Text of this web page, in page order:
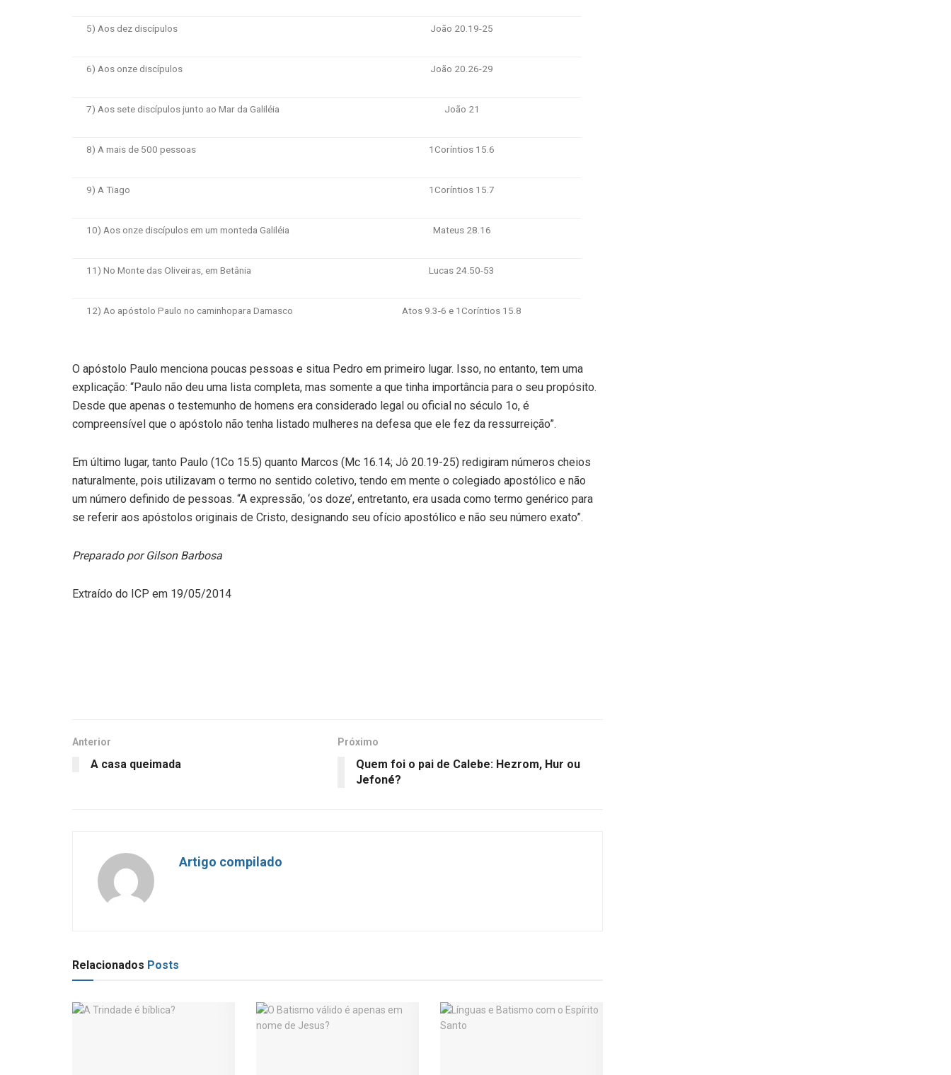
5) Aos dez discípulos João 20.19-25
6) Aos onze discípulos João 20.26-29
7) Aos sete discípulos junto ao Mar da Galiléia João 21
8) A mais de 500 pessoas 1Coríntios 15.6
9) A Tiago 1Coríntios 15.7
10) Aos onze discípulos em um monteda Galiléia Mateus 28.16
11) No Monte das Oliveiras, em Betânia Lucas 24.50-53
12) Ao apóstolo Paulo no caminhopara Damasco Atos 9.3-6 e 1Coríntios 15.8
O apóstolo Paulo menciona poucas pessoas e situa Pedro em primeiro lugar. Isso, no entanto, tem uma
explicação: “Paulo não deu uma lista completa, mas somente a que tinha importância para o seu propósito.
Desde que apenas o testemunho de homens era considerado legal ou oficial no século 1o, é
compreensível que o apóstolo não tenha listado mulheres na defesa que ele fez da ressurreição”.
Em último lugar, tanto Paulo (1Co 15.5) quanto Marcos (Mc 16.14; Jô 20.19-25) redigiram números cheios
naturalmente, pois utilizavam o termo no sentido coletivo, tendo em mente o colegiado apostólico e não
um número definido de pessoas. “A expressão, ‘os doze’, entretanto, era usada como termo genérico para
se referir aos apóstolos originais de Cristo, designando seu ofício apostólico e não seu número exato”.
Preparado por Gilson Barbosa
Extraído do ICP em 19/05/2014
Anterior
A casa queimada
Próximo
Quem foi o pai de Calebe: Hezrom, Hur ou
Jefoné?
Artigo compilado
Relacionados Posts